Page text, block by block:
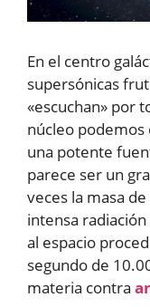
En el centro
supersónicas
«escuchan» por
núcleo
una potente
parece ser un
veces la masa
intensa radiación
al espacio
segundo de
materia contra